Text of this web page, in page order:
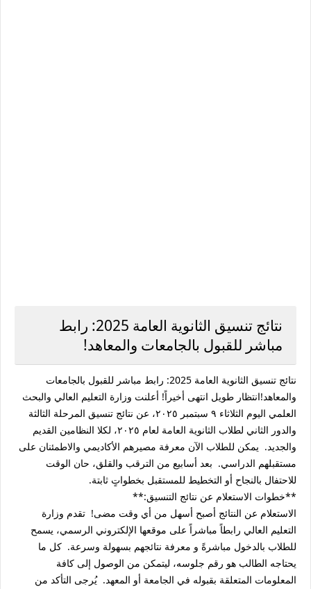
نتائج تنسيق الثانوية العامة 2025: رابط
مباشر للقبول بالجامعات والمعاهد!
نتائج تنسيق الثانوية العامة 2025: رابط مباشر للقبول بالجامعات
والمعاهد!انتظار طويل انتهى أخيراً! أعلنت وزارة التعليم العالي والبحث
العلمي اليوم الثلاثاء ٩ سبتمبر ٢٠٢٥، عن نتائج تنسيق المرحلة الثالثة
والدور الثاني لطلاب الثانوية العامة لعام ٢٠٢٥، لكلا النظامين القديم
والجديد. يمكن للطلاب الآن معرفة مصيرهم الأكاديمي والاطمئنان على
مستقبلهم الدراسي. بعد أسابيع من الترقب والقلق، حان الوقت
للاحتفال بالنجاح أو التخطيط للمستقبل بخطواتٍ ثابتة.
**خطوات الاستعلام عن نتائج التنسيق:**
الاستعلام عن النتائج أصبح أسهل من أي وقت مضى! تقدم وزارة
التعليم العالي رابطاً مباشراً على موقعها الإلكتروني الرسمي، يسمح
للطلاب بالدخول مباشرةً و معرفة نتائجهم بسهولة وسرعة. كل ما
يحتاجه الطالب هو رقم جلوسه، ليتمكن من الوصول إلى كافة
المعلومات المتعلقة بقبوله في الجامعة أو المعهد. يُرجى التأكد من